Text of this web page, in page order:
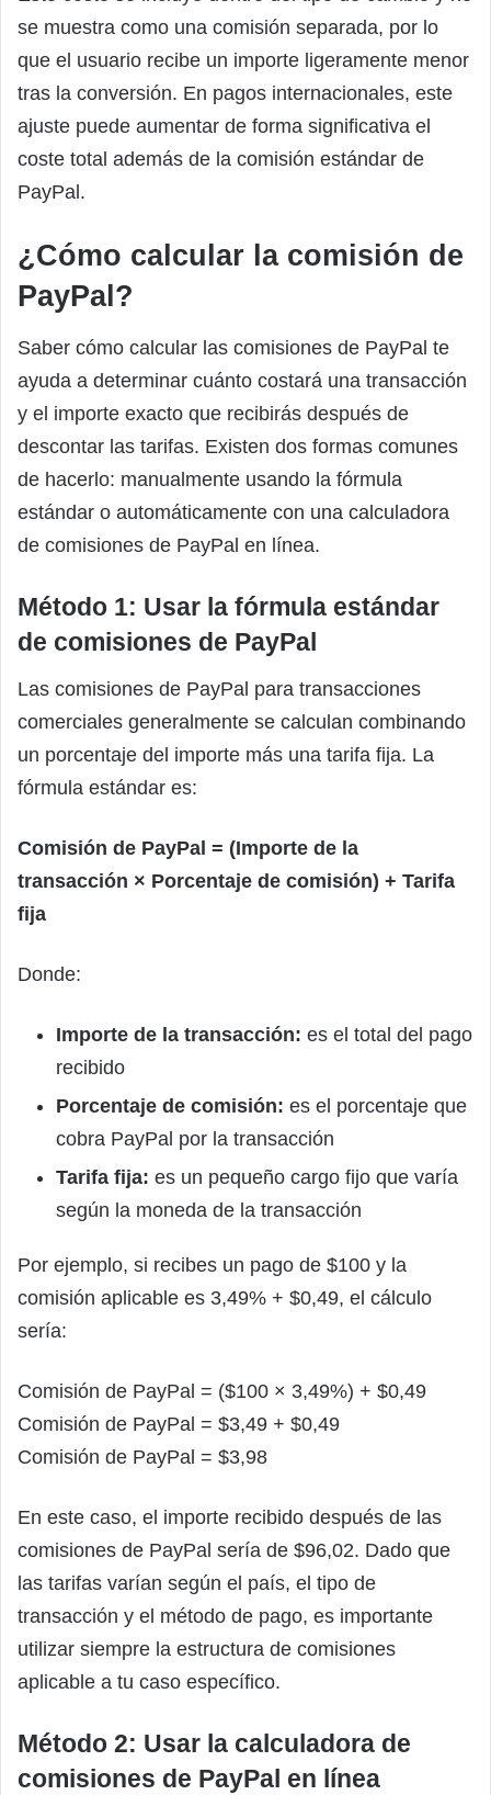
se muestra como una comisión separada, por lo
que el usuario recibe un importe ligeramente menor
tras la conversión. En pagos internacionales, este
ajuste puede aumentar de forma significativa el
coste total además de la comisión estándar de
PayPal.
¿Cómo calcular la comisión de
PayPal?
Saber cómo calcular las comisiones de PayPal te
ayuda a determinar cuánto costará una transacción
y el importe exacto que recibirás después de
descontar las tarifas. Existen dos formas comunes
de hacerlo: manualmente usando la fórmula
estándar o automáticamente con una calculadora
de comisiones de PayPal en línea.
Método 1: Usar la fórmula estándar
de comisiones de PayPal
Las comisiones de PayPal para transacciones
comerciales generalmente se calculan combinando
un porcentaje del importe más una tarifa fija. La
fórmula estándar es:
Comisión de PayPal = (Importe de la
transacción × Porcentaje de comisión) + Tarifa
fija
Donde:
Importe de la transacción: es el total del pago
recibido
Porcentaje de comisión: es el porcentaje que
cobra PayPal por la transacción
Tarifa fija: es un pequeño cargo fijo que varía
según la moneda de la transacción
Por ejemplo, si recibes un pago de $100 y la
comisión aplicable es 3,49% + $0,49, el cálculo
sería:
Comisión de PayPal = ($100 × 3,49%) + $0,49
Comisión de PayPal = $3,49 + $0,49
Comisión de PayPal = $3,98
En este caso, el importe recibido después de las
comisiones de PayPal sería de $96,02. Dado que
las tarifas varían según el país, el tipo de
transacción y el método de pago, es importante
utilizar siempre la estructura de comisiones
aplicable a tu caso específico.
Método 2: Usar la calculadora de
comisiones de PayPal en línea